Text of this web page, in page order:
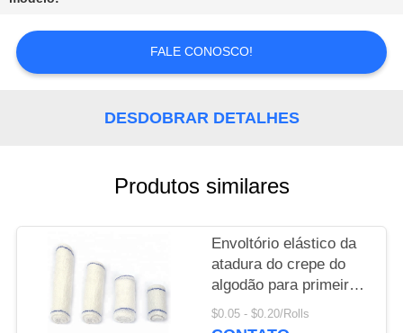
PEÇA
CITAÇÕES
FALE CONOSCO!
DESDOBRAR DETALHES
Produtos similares
Envoltório elástico da
atadura do crepe do
algodão para primeiros
socorros para a venda
$0.05 - $0.20/Rolls